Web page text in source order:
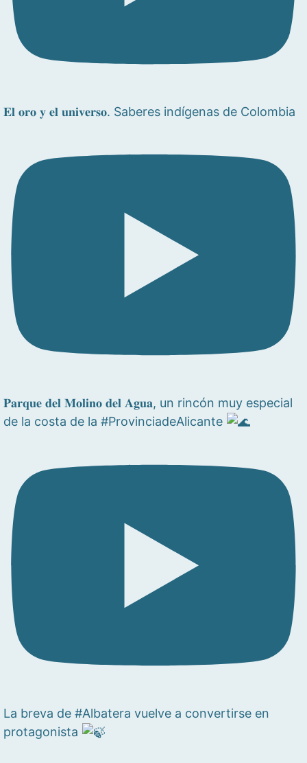
𝐄𝐥 𝐨𝐫𝐨 𝐲 𝐞𝐥 𝐮𝐧𝐢𝐯𝐞𝐫𝐬𝐨. Saberes indígenas de Colombia
𝐏𝐚𝐫𝐪𝐮𝐞 𝐝𝐞𝐥 𝐌𝐨𝐥𝐢𝐧𝐨 𝐝𝐞𝐥 𝐀𝐠𝐮𝐚, un rincón muy especial
de la costa de la #ProvinciadeAlicante
La breva de #Albatera vuelve a convertirse en
protagonista